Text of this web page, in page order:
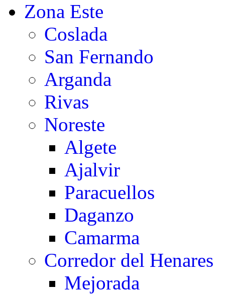
Zona Este
Coslada
San Fernando
Arganda
Rivas
Noreste
Algete
Ajalvir
Paracuellos
Daganzo
Camarma
Corredor del Henares
Mejorada